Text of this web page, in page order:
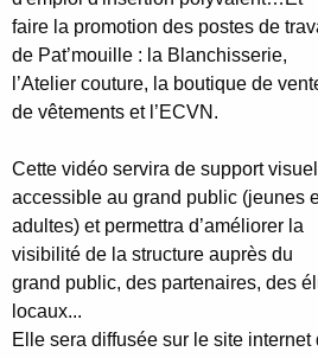
faire la promotion des postes de
de Pat’mouille : la Blanchisserie,
l’Atelier couture, la boutique de
de vêtements et l’ECVN.
Cette vidéo servira de support visuel
accessible au grand public (jeunes
adultes) et permettra d’améliorer la
visibilité de la structure auprès du
grand public, des partenaires, des
locaux...
Elle sera diffusée sur le site internet